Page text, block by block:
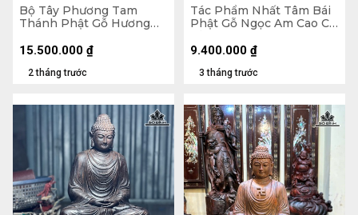
Bộ Tây Phương Tam
Thánh Phật Gỗ Hương
2 tháng trước
15.500.000 ₫
Tác Phẩm Nhất Tâm Bái
Phật Gỗ Ngọc Am Cao Cả
(cm) - Kỷ Cao 10
3 tháng trước
9.400.000 ₫